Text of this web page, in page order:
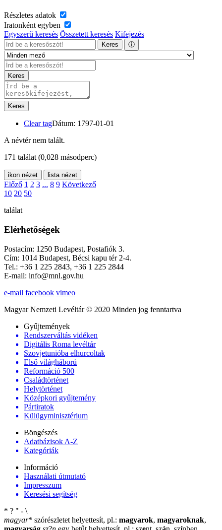
Részletes adatok
Iratonként egyben
Egyszerű keresés Összetett keresés Kifejezés
Keres ⓘ
Keres
Keres
Clear tagDátum: 1797-01-01
A névtér nem talált.
171 találat (0,028 másodperc)
ikon nézet lista nézet
Előző 1 2 3 ... 8 9 Következő
10 20 50
találat
Elérhetőségek
Postacím: 1250 Budapest, Postafiók 3.
Cím: 1014 Budapest, Bécsi kapu tér 2-4.
Tel.: +36 1 225 2843, +36 1 225 2844
E-mail: info@mnl.gov.hu
e-mail facebook vimeo
Magyar Nemzeti Levéltár © 2020 Minden jog fenntartva
Gyűjtemények
Rendszerváltás vidéken
Digitális Roma levéltár
Szovjetunióba elhurcoltak
Első világháború
Reformáció 500
Családtörténet
Helytörténet
Középkori gyűjtemény
Pártiratok
Külügyminisztérium
Böngészés
Adatbázisok A-Z
Kategóriák
Információ
Használati útmutató
Impresszum
Keresési segítség
* ? " - \
magyar* szórészletet helyettesít, pl.: magyarok, magyaroknak,